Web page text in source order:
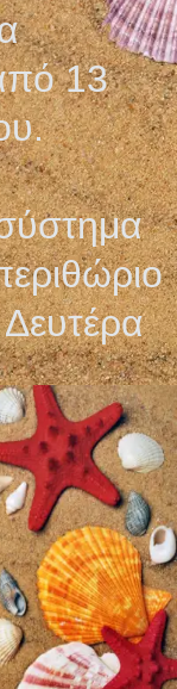
και
LATEX
ΠΟΥΔΡΑ
PROTEX
0,69€
Επιλογή
13